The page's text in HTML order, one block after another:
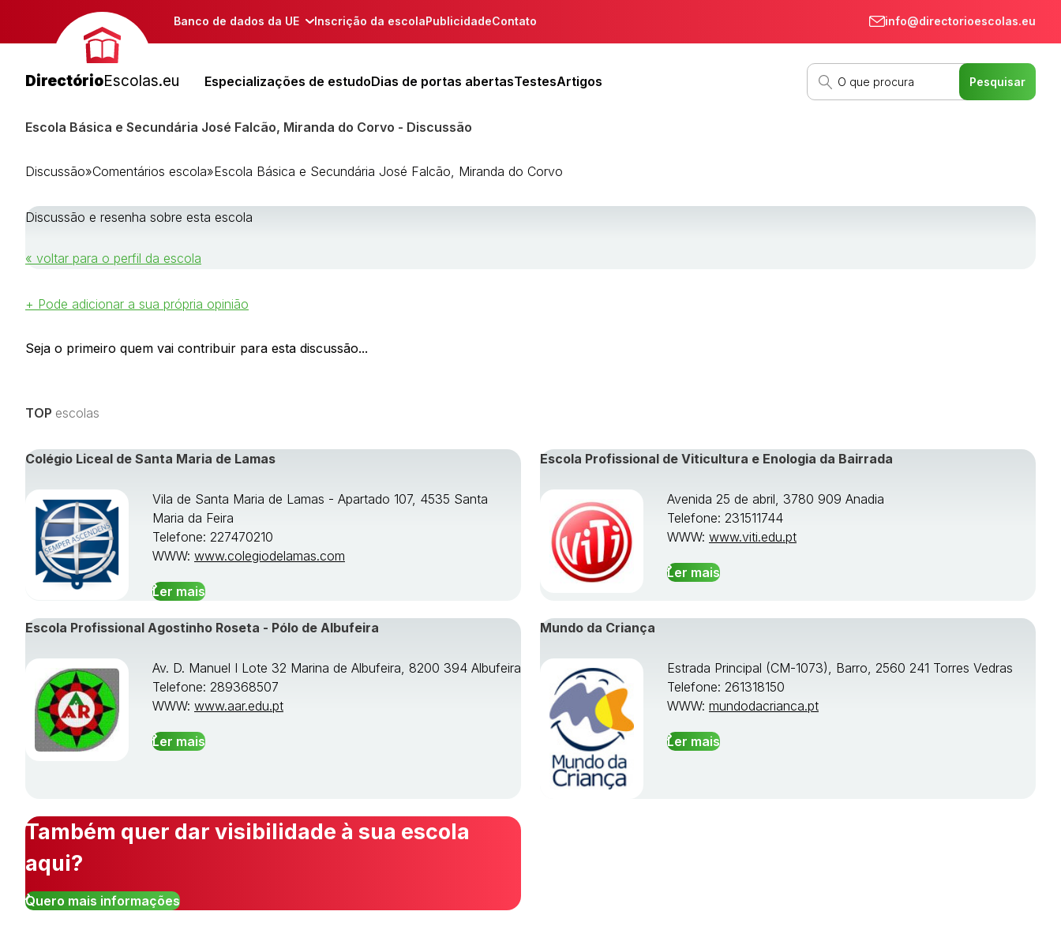
Banco de dados da UE Inscrição da escolaPublicidadeContato info@directorioescolas.eu
DirectórioEscolas.eu Especializações de estudoDias de portas abertasTestesArtigos
Escola Básica e Secundária José Falcão, Miranda do Corvo - Discussão
Discussão»Comentários escola»Escola Básica e Secundária José Falcão, Miranda do Corvo
Discussão e resenha sobre esta escola
« voltar para o perfil da escola
+ Pode adicionar a sua própria opinião
Seja o primeiro quem vai contribuir para esta discussão...
TOP escolas
Colégio Liceal de Santa Maria de Lamas
Vila de Santa Maria de Lamas - Apartado 107, 4535 Santa
Maria da Feira
Telefone: 227470210
WWW: www.colegiodelamas.com
Ler mais
Escola Profissional de Viticultura e Enologia da Bairrada
Avenida 25 de abril, 3780 909 Anadia
Telefone: 231511744
WWW: www.viti.edu.pt
Ler mais
Escola Profissional Agostinho Roseta - Pólo de Albufeira
Av. D. Manuel I Lote 32 Marina de Albufeira, 8200 394 Albufeira
Telefone: 289368507
WWW: www.aar.edu.pt
Ler mais
Mundo da Criança
Estrada Principal (CM-1073), Barro, 2560 241 Torres Vedras
Telefone: 261318150
WWW: mundodacrianca.pt
Ler mais
Também quer dar visibilidade à sua escola
aqui?
Quero mais informações